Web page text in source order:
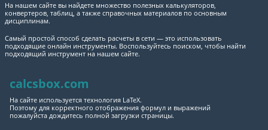
На нашем сайте вы найдете множество полезных калькуляторов,
конвертеров, таблиц, а также справочных материалов по основным
дисциплинам.
Самый простой способ сделать расчеты в сети — это использовать
подходящие онлайн инструменты. Воспользуйтесь поиском, чтобы найти
подходящий инструмент на нашем сайте.
calcsbox.com
На сайте используется технология LaTeX.
Поэтому для корректного отображения формул и выражений
пожалуйста дождитесь полной загрузки страницы.